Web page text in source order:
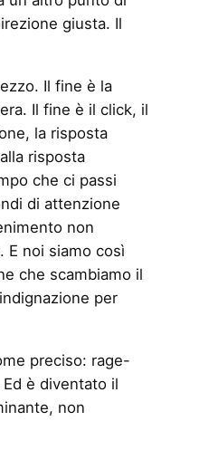
giusta. Il
Il fine è la
Il fine è il click, il
la risposta
risposta
che ci passi
di attenzione
non
E noi siamo così
che scambiamo il
per
preciso: rage-
è diventato il
non